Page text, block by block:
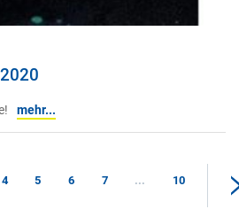
mehr...
4 5 6 7 ... 10